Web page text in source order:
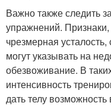
Важно также следить
упражнений. Признаки,
чрезмерная
могут указывать на
обезвоживание. В
интенсивность
дать телу возможность